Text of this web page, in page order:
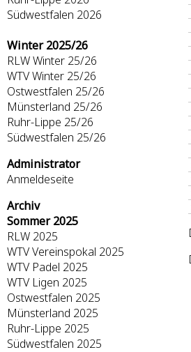
Südwestfalen 2026
Winter 2025/26
RLW Winter 25/26
WTV Winter 25/26
Ostwestfalen 25/26
Münsterland 25/26
Ruhr-Lippe 25/26
Südwestfalen 25/26
Administrator
Anmeldeseite
Archiv
Sommer 2025
RLW 2025
WTV Vereinspokal 2025
WTV Padel 2025
WTV Ligen 2025
Ostwestfalen 2025
Münsterland 2025
Ruhr-Lippe 2025
Südwestfalen 2025